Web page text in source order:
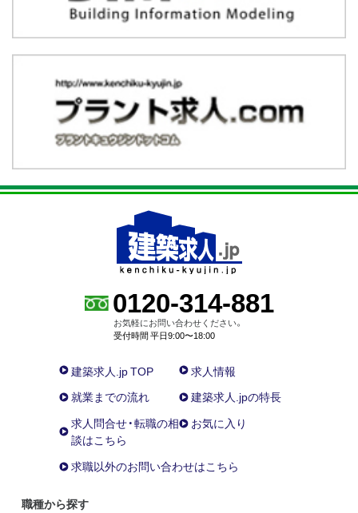
0120-314-881
お気軽にお問い合わせください。
受付時間 平日9:00〜18:00
建築求人.jp TOP
求人情報
就業までの流れ
建築求人.jpの特長
求人問合せ・転職の相
談はこちら
お気に入り
求職以外のお問い合わせはこちら
職種から探す